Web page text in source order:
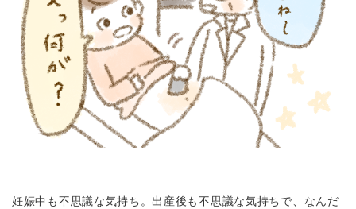
妊娠中も不思議な気持ち。出産後も不思議な気持ちで、なんだ